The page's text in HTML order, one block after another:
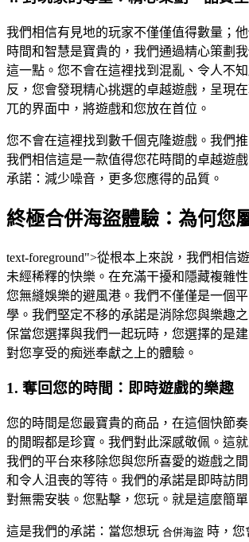
我們相信有見地的玩家不僅僅值得數量；
時間和智慧是寶貴的，我們通過精心策劃
這一點。您不會在這裡找到混亂、令人不
反，您會發現精心挑選的卓越遊戲，呈現
兀的界面中，將遊戲和您放在首位。
您不會在這裡找到數千個克隆遊戲。我們
我們相信這是一款值得您花時間的卓越遊
承諾：減少噪音，更多您應得的品質。
終極合併海盜體驗：為何您
text-foreground">從根本上來說，我們相信
未經稀釋的快樂。在充滿干擾和隱藏複雜
您無縫娛樂的避風港。我們不僅僅是一個
學。我們堅定不移的承諾是消除您與樂趣
保當您選擇與我們一起玩時，您選擇的是
對您享受的痴迷奉獻之上的體驗。
1. 奪回您的時間：即時遊戲的樂趣
您的時間是您最寶貴的商品，在這個快節
的閒暇都是珍寶。我們對此深感敬佩。這
我們的平台來移除您與您所喜愛的遊戲之
和令人沮喪的等待。我們的承諾是即時訪
對無需安裝。您點擊，您玩。就是這麼簡單
這是我們的承諾：當您想玩 合併海盜 時，您